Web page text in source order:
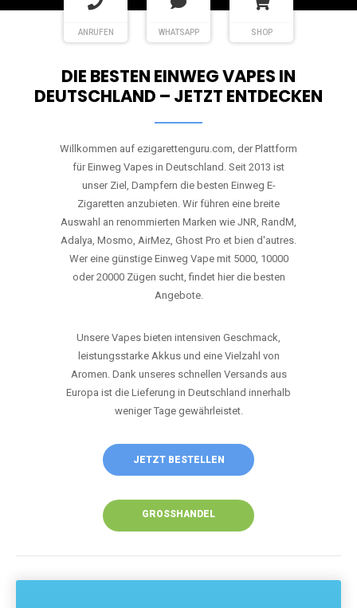
ANRUFEN WHATSAPP SHOP
DIE BESTEN EINWEG VAPES IN
DEUTSCHLAND – JETZT ENTDECKEN
Willkommen auf ezigarettenguru.com, der Plattform
für Einweg Vapes in Deutschland. Seit 2013 ist
unser Ziel, Dampfern die besten Einweg E-
Zigaretten anzubieten. Wir führen eine breite
Auswahl an renommierten Marken wie JNR, RandM,
Adalya, Mosmo, AirMez, Ghost Pro et bien d'autres.
Wer eine günstige Einweg Vape mit 5000, 10000
oder 20000 Zügen sucht, findet hier die besten
Angebote.
Unsere Vapes bieten intensiven Geschmack,
leistungsstarke Akkus und eine Vielzahl von
Aromen. Dank unseres schnellen Versands aus
Europa ist die Lieferung in Deutschland innerhalb
weniger Tage gewährleistet.
JETZT BESTELLEN
GROSSHANDEL